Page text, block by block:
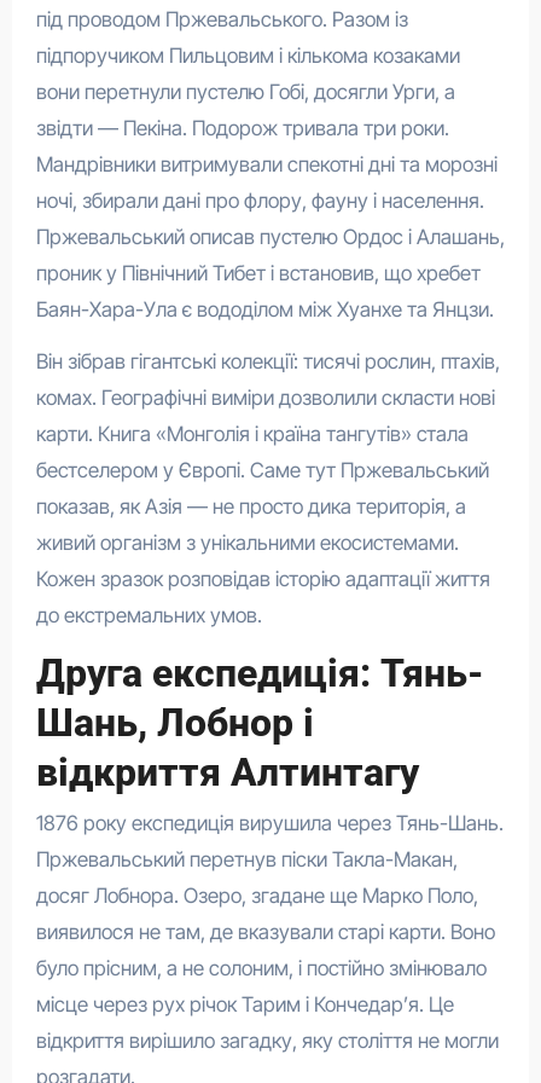
під проводом Пржевальського. Разом із
підпоручиком Пильцовим і кількома козаками
вони перетнули пустелю Гобі, досягли Урги, а
звідти — Пекіна. Подорож тривала три роки.
Мандрівники витримували спекотні дні та морозні
ночі, збирали дані про флору, фауну і населення.
Пржевальський описав пустелю Ордос і Алашань,
проник у Північний Тибет і встановив, що хребет
Баян-Хара-Ула є вододілом між Хуанхе та Янцзи.
Він зібрав гігантські колекції: тисячі рослин, птахів,
комах. Географічні виміри дозволили скласти нові
карти. Книга «Монголія і країна тангутів» стала
бестселером у Європі. Саме тут Пржевальський
показав, як Азія — не просто дика територія, а
живий організм з унікальними екосистемами.
Кожен зразок розповідав історію адаптації життя
до екстремальних умов.
Друга експедиція: Тянь-
Шань, Лобнор і
відкриття Алтинтагу
1876 року експедиція вирушила через Тянь-Шань.
Пржевальський перетнув піски Такла-Макан,
досяг Лобнора. Озеро, згадане ще Марко Поло,
виявилося не там, де вказували старі карти. Воно
було прісним, а не солоним, і постійно змінювало
місце через рух річок Тарим і Кончедар’я. Це
відкриття вирішило загадку, яку століття не могли
розгадати.